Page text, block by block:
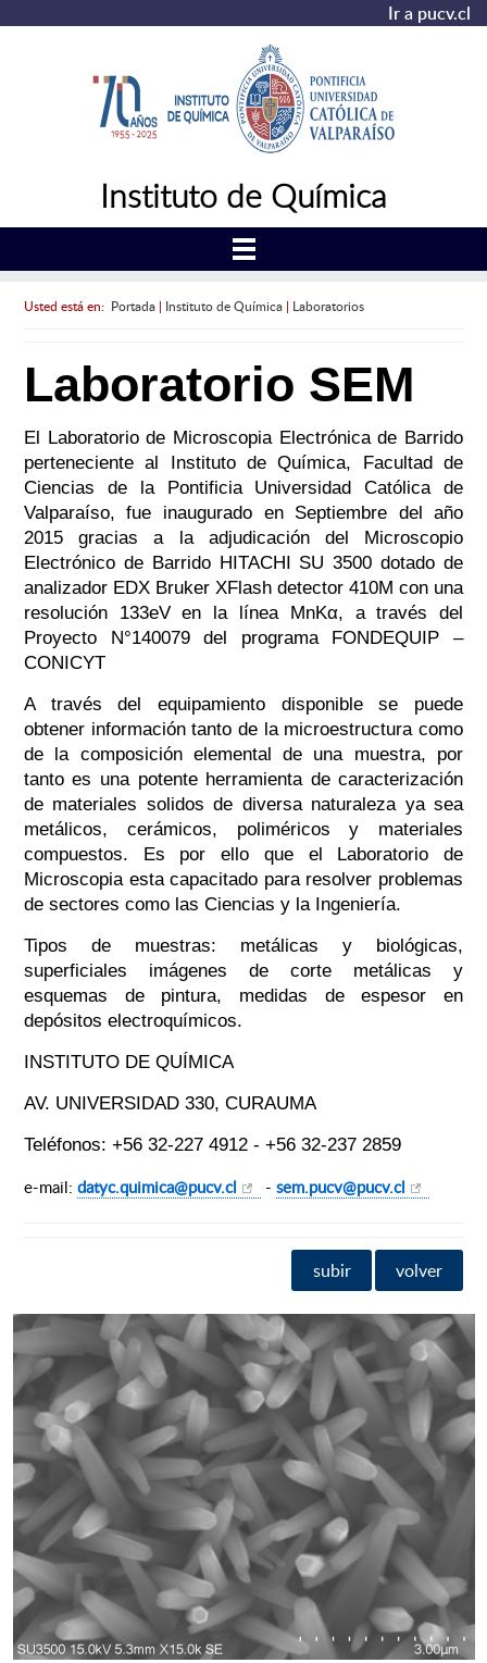
Ir a pucv.cl
Instituto de Química
Usted está en: Portada| Instituto de Química| Laboratorios
Laboratorio SEM
El Laboratorio de Microscopia Electrónica de Barrido
perteneciente al Instituto de Química, Facultad de
Ciencias de la Pontificia Universidad Católica de
Valparaíso, fue inaugurado en Septiembre del año
2015 gracias a la adjudicación del Microscopio
Electrónico de Barrido HITACHI SU 3500 dotado de
analizador EDX Bruker XFlash detector 410M con una
resolución 133eV en la línea MnKα, a través del
Proyecto N°140079 del programa FONDEQUIP –
CONICYT
A través del equipamiento disponible se puede
obtener información tanto de la microestructura como
de la composición elemental de una muestra, por
tanto es una potente herramienta de caracterización
de materiales solidos de diversa naturaleza ya sea
metálicos, cerámicos, poliméricos y materiales
compuestos. Es por ello que el Laboratorio de
Microscopia esta capacitado para resolver problemas
de sectores como las Ciencias y la Ingeniería.
Tipos de muestras: metálicas y biológicas,
superficiales imágenes de corte metálicas y
esquemas de pintura, medidas de espesor en
depósitos electroquímicos.
INSTITUTO DE QUÍMICA
AV. UNIVERSIDAD 330, CURAUMA
Teléfonos: +56 32-227 4912 - +56 32-237 2859
e-mail: datyc.quimica@pucv.cl - sem.pucv@pucv.cl
subir volver